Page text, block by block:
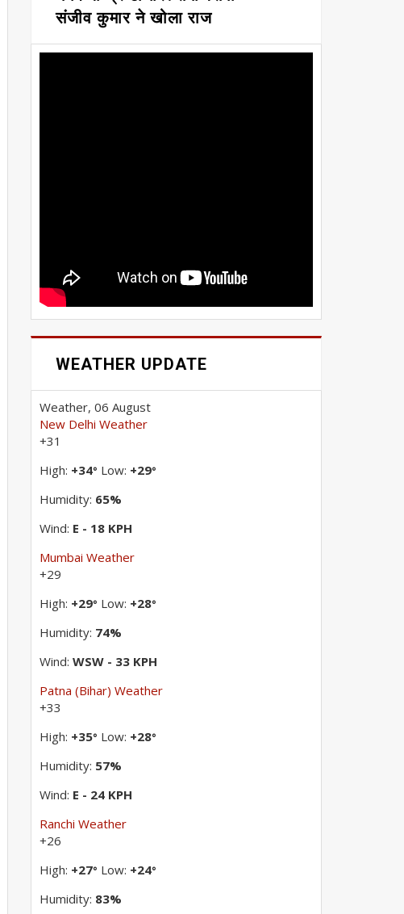
संजीव कुमार ने खोला राज
WEATHER UPDATE
Weather, 06 August
New Delhi Weather
+31
High: +34° Low: +29°
Humidity: 65%
Wind: E - 18 KPH
Mumbai Weather
+29
High: +29° Low: +28°
Humidity: 74%
Wind:WSW - 33 KPH
Patna (Bihar) Weather
+33
High: +35° Low: +28°
Humidity: 57%
Wind: E - 24 KPH
Ranchi Weather
+26
High: +27° Low: +24°
Humidity: 83%